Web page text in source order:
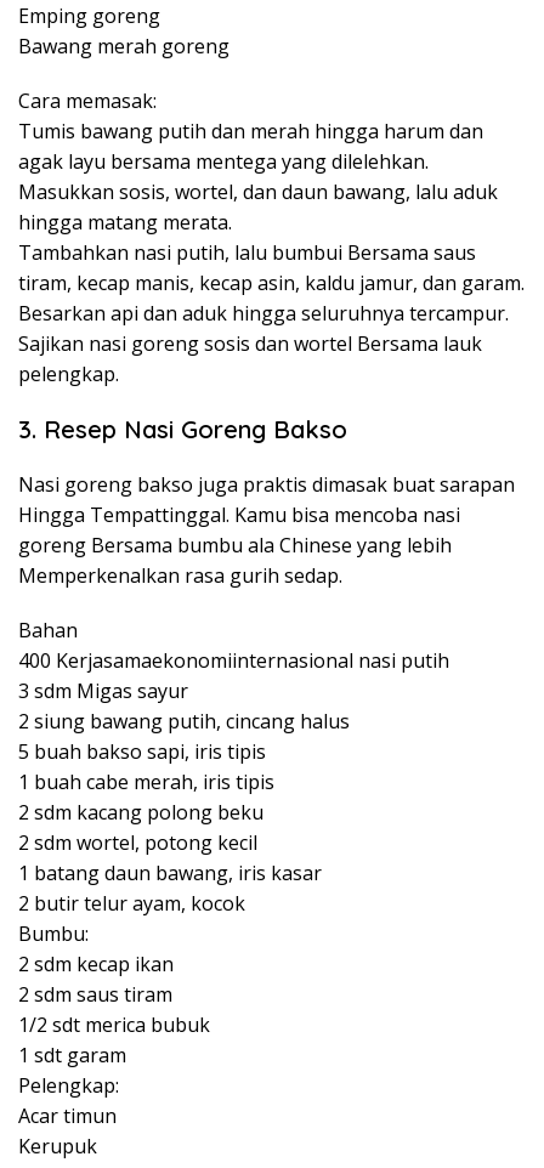
Emping goreng
Bawang merah goreng
Cara memasak:
Tumis bawang putih dan merah hingga harum dan
agak layu bersama mentega yang dilelehkan.
Masukkan sosis, wortel, dan daun bawang, lalu aduk
hingga matang merata.
Tambahkan nasi putih, lalu bumbui Bersama saus
tiram, kecap manis, kecap asin, kaldu jamur, dan garam.
Besarkan api dan aduk hingga seluruhnya tercampur.
Sajikan nasi goreng sosis dan wortel Bersama lauk
pelengkap.
3. Resep Nasi Goreng Bakso
Nasi goreng bakso juga praktis dimasak buat sarapan
Hingga Tempattinggal. Kamu bisa mencoba nasi
goreng Bersama bumbu ala Chinese yang lebih
Memperkenalkan rasa gurih sedap.
Bahan
400 Kerjasamaekonomiinternasional nasi putih
3 sdm Migas sayur
2 siung bawang putih, cincang halus
5 buah bakso sapi, iris tipis
1 buah cabe merah, iris tipis
2 sdm kacang polong beku
2 sdm wortel, potong kecil
1 batang daun bawang, iris kasar
2 butir telur ayam, kocok
Bumbu:
2 sdm kecap ikan
2 sdm saus tiram
1/2 sdt merica bubuk
1 sdt garam
Pelengkap:
Acar timun
Kerupuk